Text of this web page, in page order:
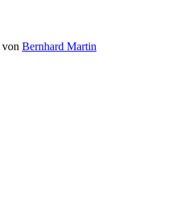
von Bernhard Martin